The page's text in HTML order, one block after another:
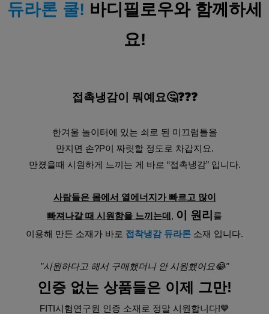
듀라론 쿨! 바디필로우와 함께하세
요!
접촉냉감이 뭐예요🤔❓❓❓
한겨울 놀이터에 있는 쇠로 된 미끄럼틀을
만지면 손?P이 짜릿할 정도로 차갑지요.
만졌을때 시원하게 느끼는 게 바로 “접촉냉감” 입니다.
사람들은 몸에서 열에너지가 빠르고 많이
빠져나갈 때 시원함을 느끼는데 , 이 원리 를
이용해 만든 소재가 바로 접착냉감 듀라론 소재 입니다.
"시원하다고 해서 구매했더니 안 시원했어요😂"
인증 없는 상품들은 이제 그만!
FITI시험연구원 인증 소재로 정말 시원합니다!💙